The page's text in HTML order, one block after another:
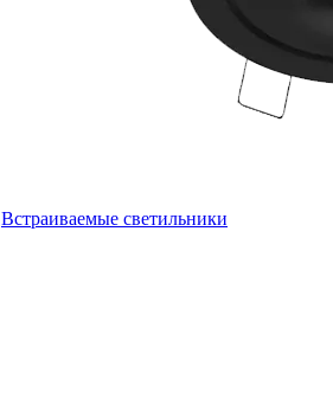
Встраиваемые светильники